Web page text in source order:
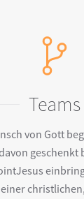
Teams
von Gott
geschenkt